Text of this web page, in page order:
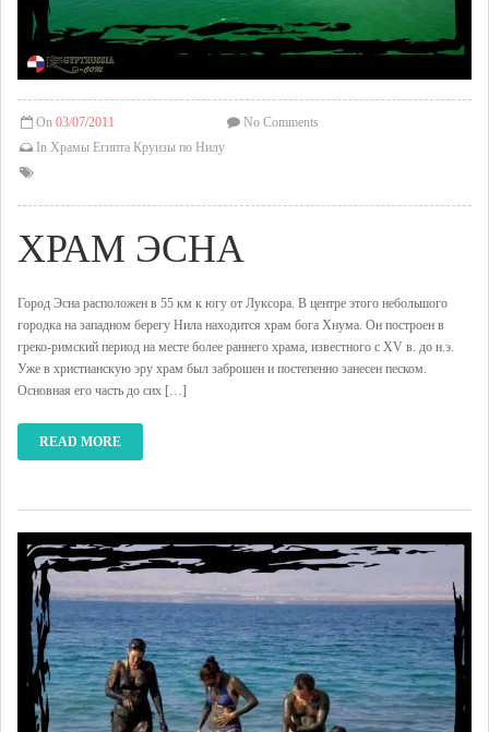
On 03/07/2011
In Храмы Египта Круизы по Нилу
No Comments
ХРАМ ЭСНА
Город Эсна расположен в 55 км к югу от Луксора. В центре этого небольшого
городка на западном берегу Нила находится храм бога Хнума. Он построен в
греко-римский период на месте более раннего храма, известного с XV в. до н.э.
Уже в христианскую эру храм был заброшен и постепенно занесен песком.
Основная его часть до сих […]
READ MORE